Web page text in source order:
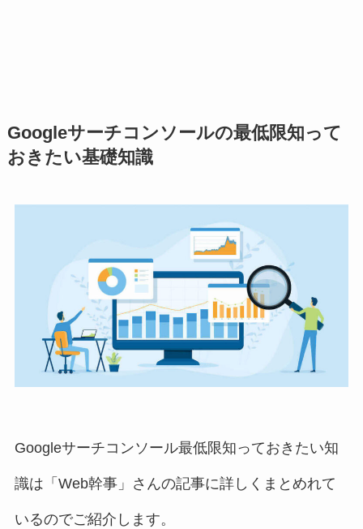
Googleサーチコンソールの最低限知って
おきたい基礎知識
Googleサーチコンソール最低限知っておきたい知
識は「Web幹事」さんの記事に詳しくまとめれて
いるのでご紹介します。